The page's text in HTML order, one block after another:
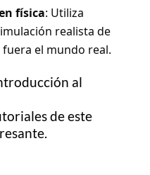
física: Utiliza
realista de
fuera el mundo real.
al
de este